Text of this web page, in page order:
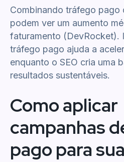
Combinando tráfego pago
podem ver um aumento
faturamento (DevRocket).
tráfego pago ajuda a
enquanto o SEO cria uma
resultados sustentáveis.
Como aplicar
campanhas
pago para